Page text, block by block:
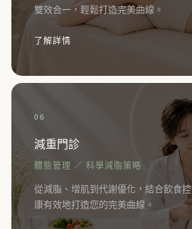
雙效合一，輕鬆打造完美曲線。
了解詳情
06
減重門診
體態管理 ／ 科學減脂策略
從減脂、增肌到代謝優化，結合飲食
康有效地打造您的完美曲線。